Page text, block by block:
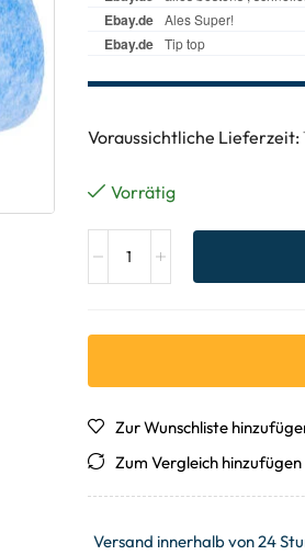
Voraussichtliche Lieferzeit:
Vorrätig
Zur Wunschliste
Zum Vergleich hinzufügen
Versand innerhalb von 24